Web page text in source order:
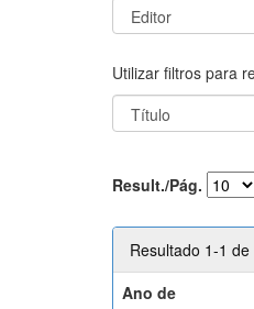
Utilizar filtros para
Result./Pág.
Resultado 1-1 de
Ano de